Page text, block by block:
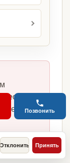
Отклонить Принять
Позвонить